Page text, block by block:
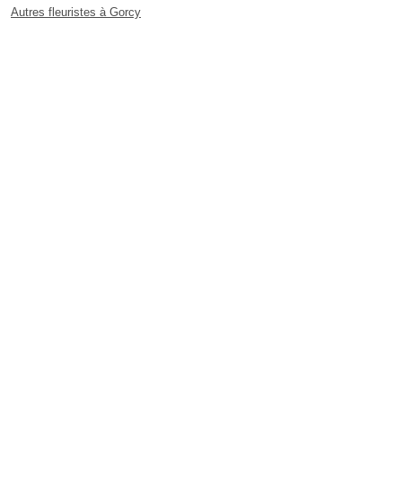
Autres fleuristes à Gorcy